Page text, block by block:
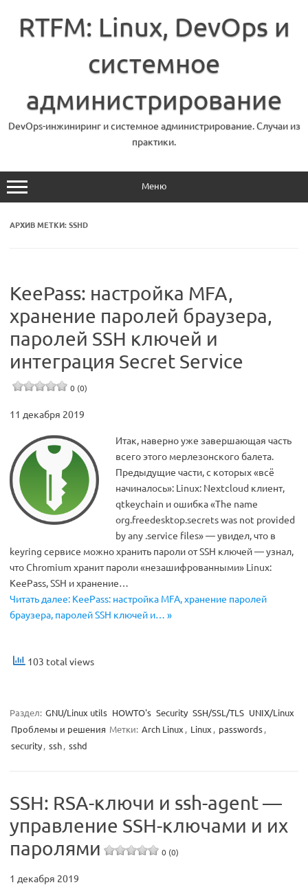
содержимому
RTFM: Linux, DevOps и
системное
администрирование
DevOps-инжиниринг и системное администрирование. Случаи из
практики.
Меню
АРХИВ МЕТКИ:SSHD
KeePass: настройка MFA,
хранение паролей браузера,
паролей SSH ключей и
интеграция Secret Service
0 (0)
11 декабря 2019
Итак, наверно уже завершающая часть
всего этого мерлезонского балета.
Предыдущие части, с которых «всё
начиналось»: Linux: Nextcloud клиент,
qtkeychain и ошибка «The name
org.freedesktop.secrets was not provided
by any .service files» — увидел, что в
keyring сервисе можно хранить пароли от SSH ключей — узнал,
что Chromium хранит пароли «незашифрованными» Linux:
KeePass, SSH и хранение…
Читать далее: KeePass: настройка MFA, хранение паролей
браузера, паролей SSH ключей и… »
103 total views
Раздел: GNU/Linux utils HOWTO's Security SSH/SSL/TLS UNIX/Linux
Проблемы и решения Метки: Arch Linux , Linux , passwords,
security, ssh, sshd
SSH: RSA-ключи и ssh-agent —
управление SSH-ключами и их
паролями
0 (0)
1 декабря 2019